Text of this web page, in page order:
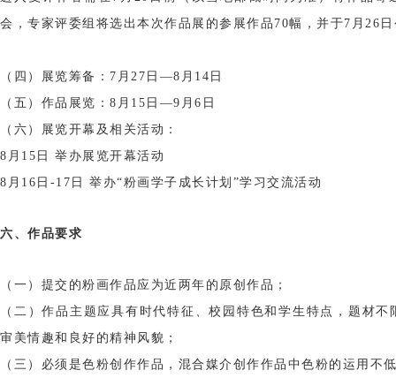
会，专家评委组将选出本次作品展的参展作品70幅，并于7月26
（四）展览筹备：7月27日—8月14日
（五）作品展览：8月15日—9月6日
（六）展览开幕及相关活动：
8月15日 举办展览开幕活动
8月16日-17日 举办“粉画学子成长计划”学习交流活动
六、作品要求
（一）提交的粉画作品应为近两年的原创作品；
（二）作品主题应具有时代特征、校园特色和学生特点，题材
审美情趣和良好的精神风貌；
（三）必须是色粉创作作品，混合媒介创作作品中色粉的运用不